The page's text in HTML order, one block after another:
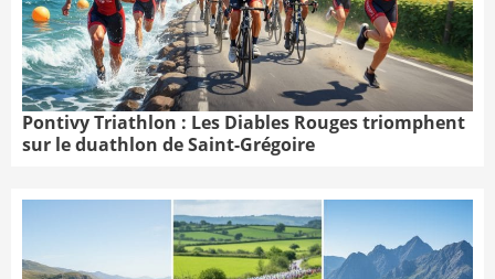
Pontivy Triathlon : Les Diables Rouges triomphent
sur le duathlon de Saint-Grégoire